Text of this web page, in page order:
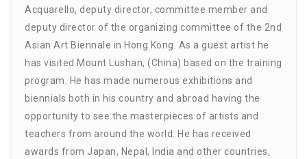
Acquarello, deputy director, committee member and
deputy director of the organizing committee of the 2nd
Asian Art Biennale in Hong Kong. As a guest artist he
has visited Mount Lushan, (China) based on the training
program. He has made numerous exhibitions and
biennials both in his country and abroad having the
opportunity to see the masterpieces of artists and
teachers from around the world. He has received
awards from Japan, Nepal, India and other countries,